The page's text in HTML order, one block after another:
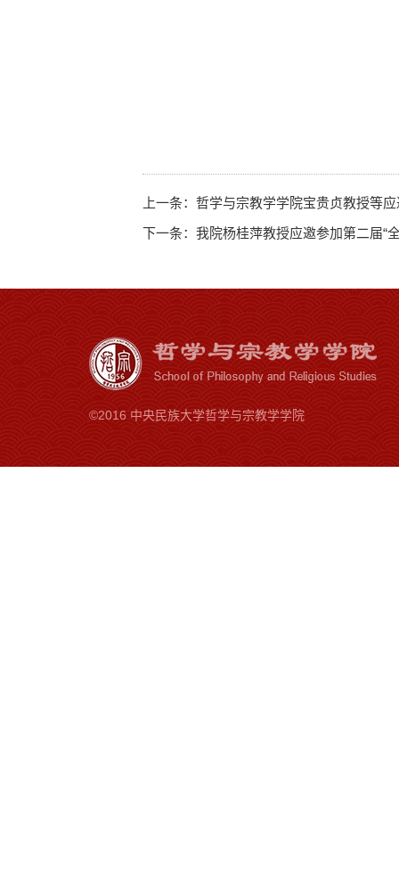
上一条： 哲学与宗教学学院宝贵贞教授等
下一条： 我院杨桂萍教授应邀参加第二届“
©2016 中央民族大学哲学与宗教学学院